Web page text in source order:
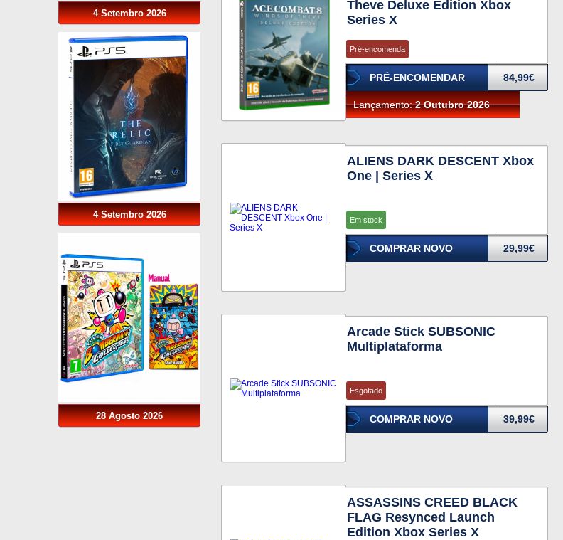
4 Setembro 2026
4 Setembro 2026
28 Agosto 2026
Theve Deluxe Edition Xbox
Series X
Pré-encomenda
PRÉ-ENCOMENDAR 84,99€
Lançamento:2 Outubro 2026
ALIENS DARK DESCENT Xbox
One | Series X
Em stock
COMPRAR NOVO 29,99€
Arcade Stick SUBSONIC
Multiplataforma
Esgotado
COMPRAR NOVO 39,99€
ASSASSINS CREED BLACK
FLAG Resynced Launch
Edition Xbox Series X